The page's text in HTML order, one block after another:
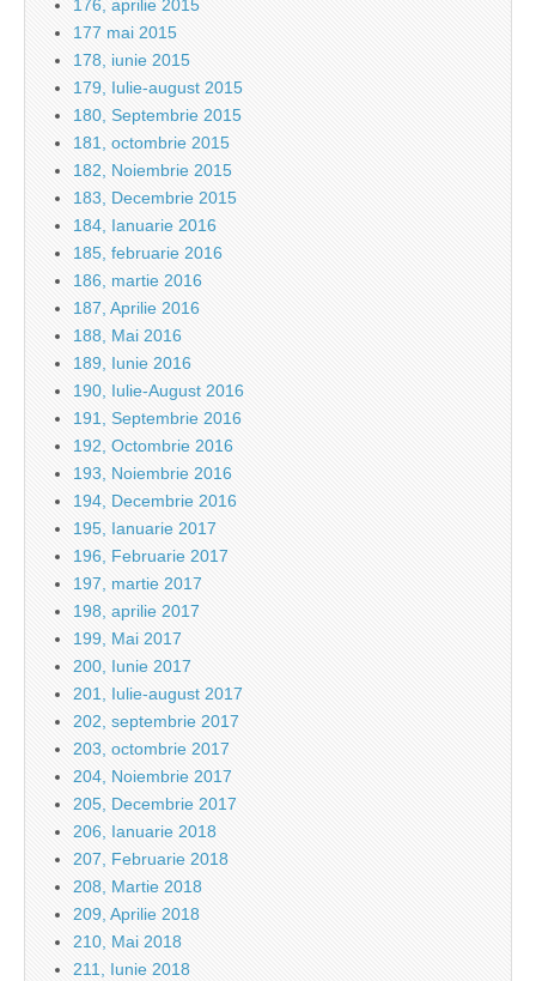
176, aprilie 2015
177 mai 2015
178, iunie 2015
179, Iulie-august 2015
180, Septembrie 2015
181, octombrie 2015
182, Noiembrie 2015
183, Decembrie 2015
184, Ianuarie 2016
185, februarie 2016
186, martie 2016
187, Aprilie 2016
188, Mai 2016
189, Iunie 2016
190, Iulie-August 2016
191, Septembrie 2016
192, Octombrie 2016
193, Noiembrie 2016
194, Decembrie 2016
195, Ianuarie 2017
196, Februarie 2017
197, martie 2017
198, aprilie 2017
199, Mai 2017
200, Iunie 2017
201, Iulie-august 2017
202, septembrie 2017
203, octombrie 2017
204, Noiembrie 2017
205, Decembrie 2017
206, Ianuarie 2018
207, Februarie 2018
208, Martie 2018
209, Aprilie 2018
210, Mai 2018
211, Iunie 2018